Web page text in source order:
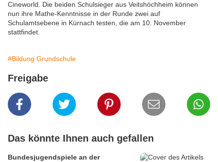
Cineworld. Die beiden Schulsieger aus Veitshöchheim können
nun ihre Mathe-Kenntnisse in der Runde zwei auf
Schulamtsebene in Kürnach testen, die am 10. November
stattfindet.
#Bildung Grundschule
Freigabe
Das könnte Ihnen auch gefallen
Bundesjugendspiele an der